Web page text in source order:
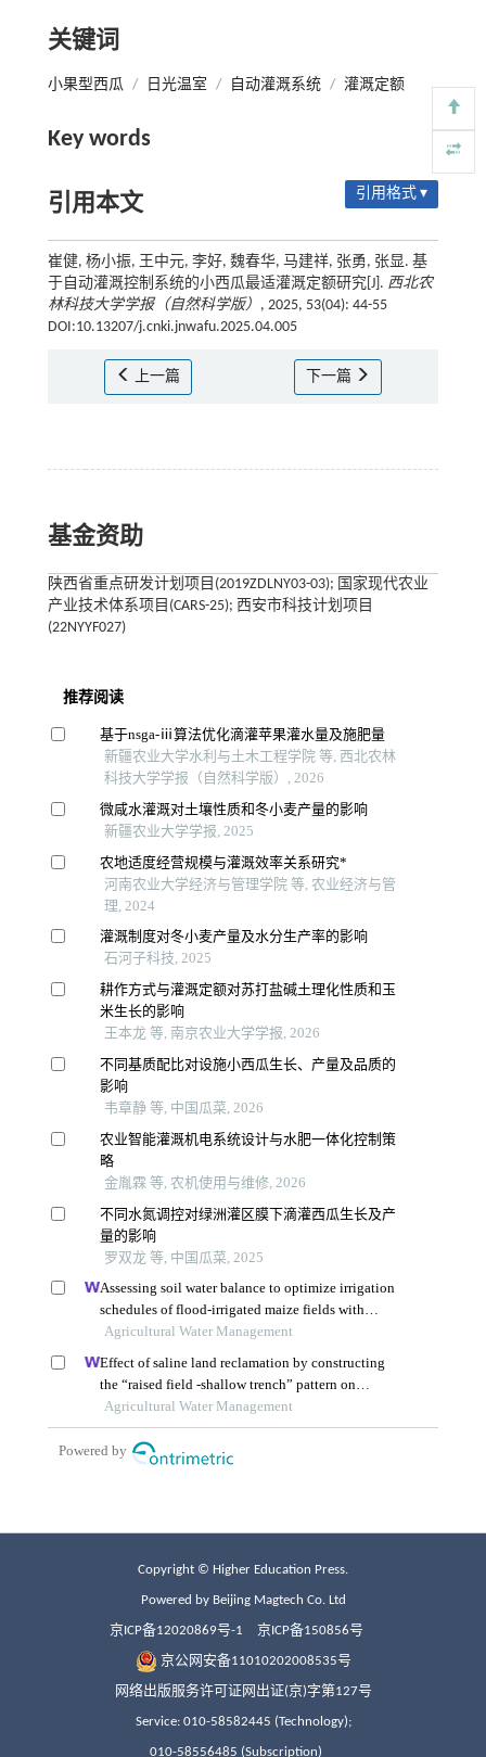
关键词
小果型西瓜 / 日光温室 / 自动灌溉系统 / 灌溉定额
Key words
引用本文 引用格式 ▾
崔健, 杨小振, 王中元, 李好, 魏春华, 马建祥, 张勇, 张显. 基
于自动灌溉控制系统的小西瓜最适灌溉定额研究[J]. 西北农
林科技大学学报（自然科学版） , 2025, 53(04): 44-55
DOI:10.13207/j.cnki.jnwafu.2025.04.005
上一篇 下一篇
基金资助
陕西省重点研发计划项目(2019ZDLNY03-03); 国家现代农业
产业技术体系项目(CARS-25); 西安市科技计划项目
(22NYYF027)
Copyright © Higher Education Press.
Powered by Beijing Magtech Co. Ltd
京ICP备12020869号-1 京ICP备150856号
京公网安备11010202008535号
网络出版服务许可证网出证(京)字第127号
Service: 010-58582445 (Technology);
010-58556485 (Subscription)